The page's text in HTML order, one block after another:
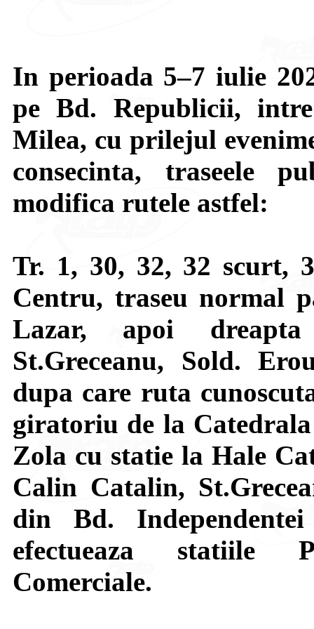
In perioada 5–7 iulie
pe Bd. Republicii,
Milea, cu prilejul
consecinta, traseele
modifica rutele astfel:
Tr. 1, 30, 32, 32 scurt,
Centru, traseu normal
Lazar, apoi
St.Greceanu, Sold.
dupa care ruta
giratoriu de la
Zola cu statie la Hale
Calin Catalin,
din Bd.
efectueaza statiile
Comerciale.